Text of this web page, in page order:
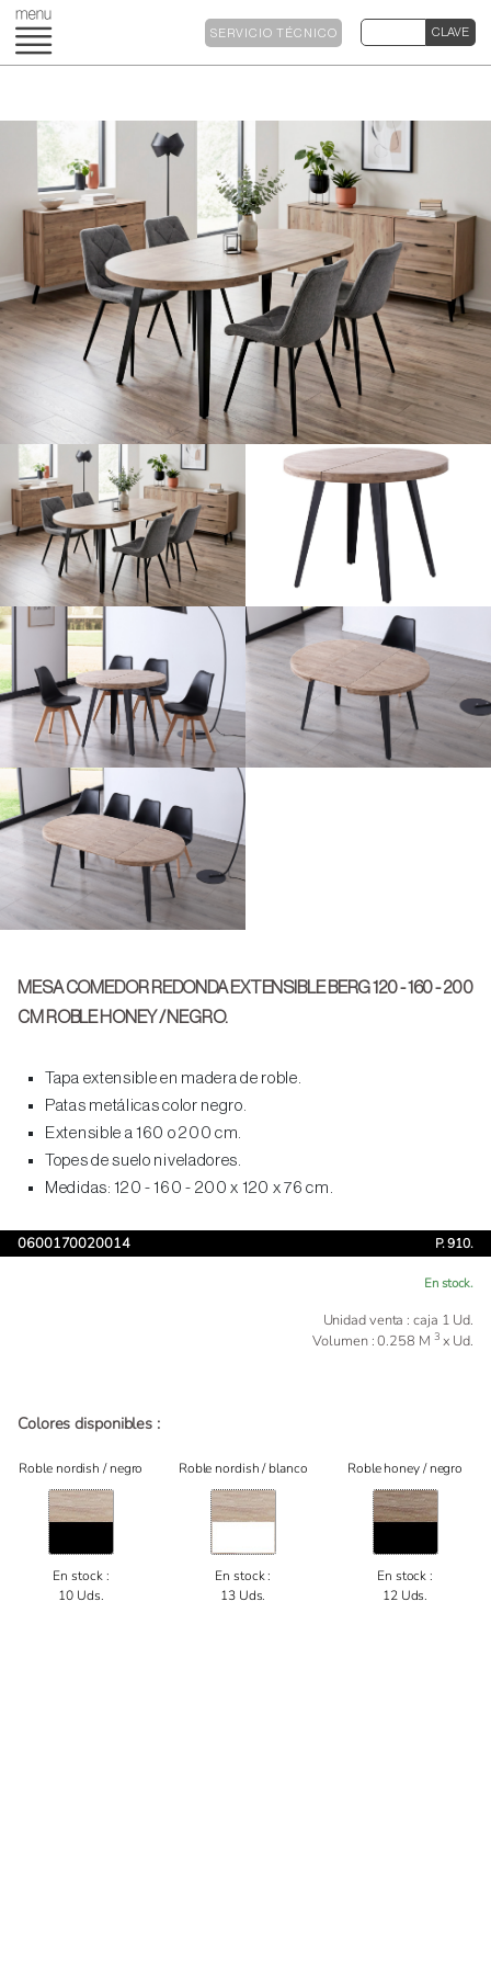
SERVICIO TÉCNICO
MESA COMEDOR REDONDA EXTENSIBLE BERG 120 - 160 - 200
CM ROBLE HONEY / NEGRO.
Tapa extensible en madera de roble.
Patas metálicas color negro.
Extensible a 160 o 200 cm.
Topes de suelo niveladores.
Medidas: 120 - 160 - 200 x 120 x 76 cm.
0600170020014 P. 910.
En stock.
Unidad venta : caja 1 Ud.
Volumen : 0.258 M 3 x Ud.
Colores disponibles :
Roble nordish / negro
En stock :
10 Uds.
Roble nordish / blanco
En stock :
13 Uds.
Roble honey / negro
En stock :
12 Uds.